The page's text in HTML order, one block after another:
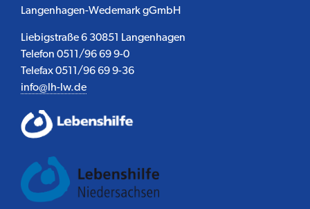
Langenhagen-Wedemark gGmbH
Liebigstraße 6 30851 Langenhagen
Telefon 0511/96 69 9-0
Telefax 0511/96 69 9-36
info@lh-lw.de